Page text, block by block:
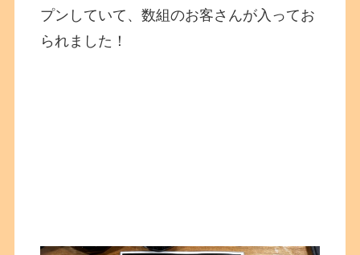
プンしていて、数組のお客さんが入ってお
られました！